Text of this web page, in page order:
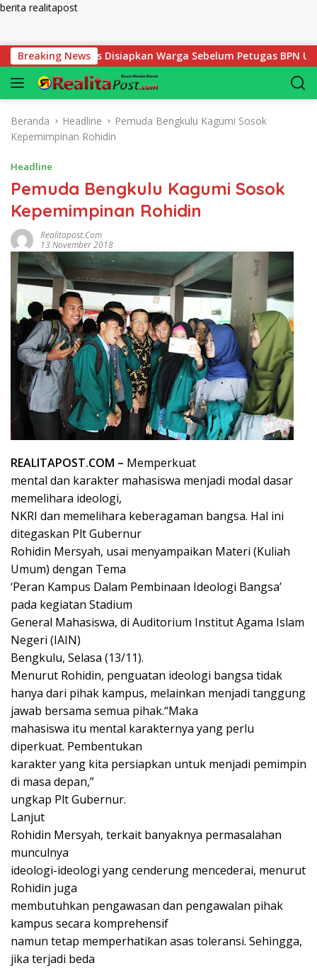
berita realitapost
Breaking News
Harus Disiapkan Warga Sebelum Petugas BPN Ukur
Beranda Headline
Pemuda Bengkulu Kagumi Sosok
Kepemimpinan Rohidin
Headline
Pemuda Bengkulu Kagumi Sosok
Kepemimpinan Rohidin
Realitapost.com
13 November 2018
REALITAPOST.COM – Memperkuat
mental dan karakter mahasiswa menjadi modal dasar
memelihara ideologi,
NKRI dan memelihara keberagaman bangsa. Hal ini
ditegaskan Plt Gubernur
Rohidin Mersyah, usai menyampaikan Materi (Kuliah
Umum) dengan Tema
‘Peran Kampus Dalam Pembinaan Ideologi Bangsa’
pada kegiatan Stadium
General Mahasiswa, di Auditorium Institut Agama Islam
Negeri (IAIN)
Bengkulu, Selasa (13/11).
Menurut Rohidin, penguatan ideologi bangsa tidak
hanya dari pihak kampus, melainkan menjadi tanggung
jawab bersama semua pihak.“Maka
mahasiswa itu mental karakternya yang perlu
diperkuat. Pembentukan
karakter yang kita persiapkan untuk menjadi pemimpin
di masa depan,”
ungkap Plt Gubernur.
Lanjut
Rohidin Mersyah, terkait banyaknya permasalahan
munculnya
ideologi-ideologi yang cenderung mencederai, menurut
Rohidin juga
membutuhkan pengawasan dan pengawalan pihak
kampus secara komprehensif
namun tetap memperhatikan asas toleransi. Sehingga,
jika terjadi beda